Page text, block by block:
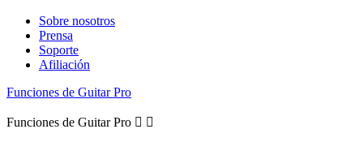
Sobre nosotros
Prensa
Soporte
Afiliación
Funciones de Guitar Pro
Funciones de Guitar Pro  